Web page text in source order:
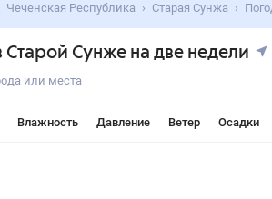
Чеченская Республика Старая Сунжа
Старой Сунже на две недели
или места
Влажность Давление Ветер Осадки